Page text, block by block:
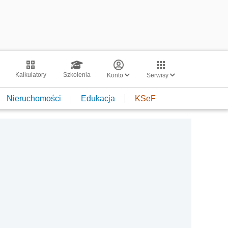
Kalkulatory Szkolenia Konto Serwisy
Nieruchomości Edukacja KSeF